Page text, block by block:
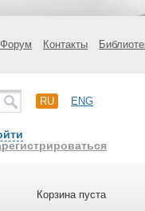
Форум Контакты
RU ENG
Корзина пуста